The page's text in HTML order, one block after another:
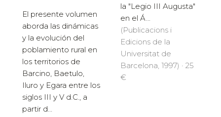
El presente volumen
aborda las dinámicas
y la evolución del
poblamiento rural en
los territorios de
Barcino, Baetulo,
Iluro y Egara entre los
siglos III y V d.C., a
partir d...
la "Legio III Augusta"
en el Á...
(Publicacions i
Edicions de la
Universitat de
Barcelona, 1997) · 25
€